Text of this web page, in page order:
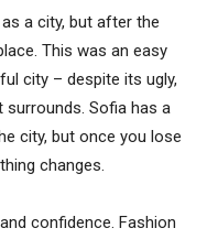
a city, but after the
This was an easy
city – despite its ugly,
Sofia has a
city, but once you lose
changes.
confidence. Fashion